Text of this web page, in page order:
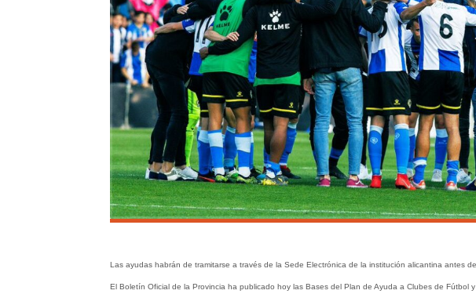
Las ayudas habrán de tramitarse a través de la Sede Electrónica de la institución alicantina antes
El Boletín Oficial de la Provincia ha publicado hoy las Bases del Plan de Ayuda a Clubes de Fútbol